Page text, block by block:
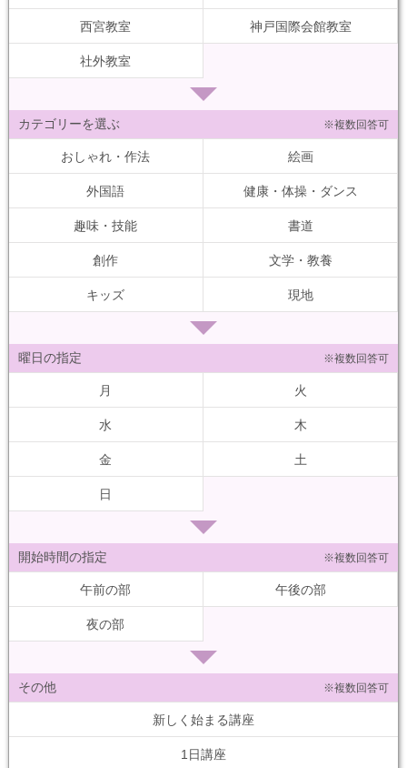
西宮教室 神戸国際会館教室
社外教室
カテゴリーを選ぶ ※複数回答可
おしゃれ・作法 絵画
外国語 健康・体操・ダンス
趣味・技能 書道
創作 文学・教養
キッズ 現地
曜日の指定 ※複数回答可
月 火
水 木
金 土
日
開始時間の指定 ※複数回答可
午前の部 午後の部
夜の部
その他 ※複数回答可
新しく始まる講座
1日講座